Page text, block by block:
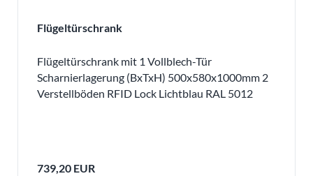
Flügeltürschrank
Flügeltürschrank mit 1 Vollblech-Tür
Scharnierlagerung (BxTxH) 500x580x1000mm 2
Verstellböden RFID Lock Lichtblau RAL 5012
739,20 EUR